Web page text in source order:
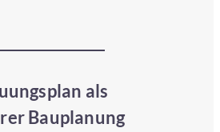
als
Bauplanung